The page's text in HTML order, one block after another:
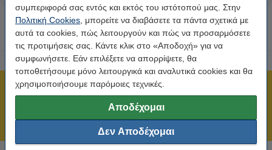
συμπεριφορά σας εντός και εκτός του ιστότοπού μας. Στην
Πολιτική Cookies , μπορείτε να διαβάσετε τα πάντα σχετικά με
αυτά τα cookies, πώς λειτουργούν και πώς να προσαρμόσετε
τις προτιμήσεις σας. Κάντε κλικ στο «Αποδοχή» για να
συμφωνήσετε. Εάν επιλέξετε να απορρίψετε, θα
τοποθετήσουμε μόνο λειτουργικά και αναλυτικά cookies και θα
χρησιμοποιήσουμε παρόμοιες τεχνικές.
Αποδέχομαι
Δεν Αποδέχομαι
Πιστοποίηση ISO
211 19 98 568